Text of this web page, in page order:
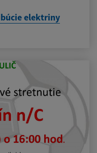
elektriny